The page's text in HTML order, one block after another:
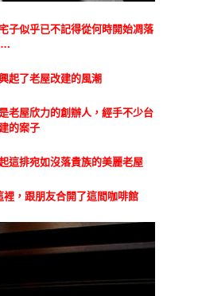
子似乎已不記得從何時開始凋落
起了老屋改建的風潮
老屋欣力的創辦人，經手不少台
的案子
這排宛如沒落貴族的美麗老屋
，跟朋友合開了這間咖啡館